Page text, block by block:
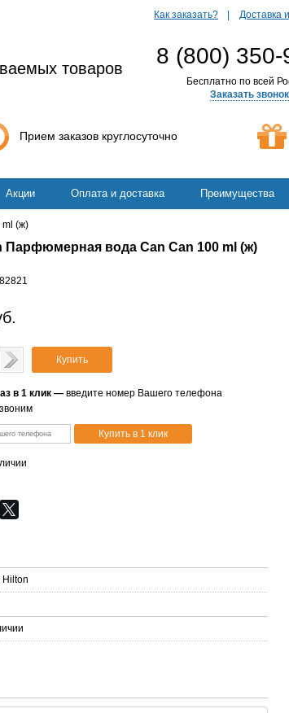
Как заказать? Доставка
товаров 8 (800) 350-
Бесплатно по всей
Заказать звонок
Прием заказов круглосуточно
Акции Оплата и доставка Преимущества
ml (ж)
Парфюмерная вода Can Can 100 ml (ж)
Купить
в 1 клик — введите номер Вашего телефона
Hilton